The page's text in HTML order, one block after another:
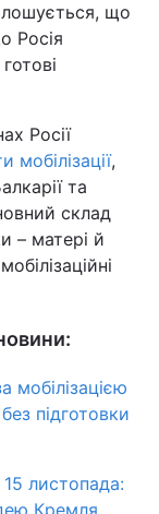
що
Росія
Росії
мобілізації,
та
склад
– матері й
мобілізацією
підготовки
15 листопада:
Кремля